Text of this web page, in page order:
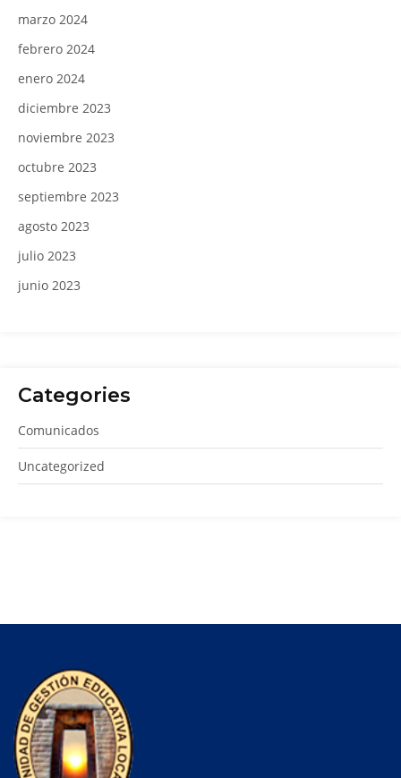
marzo 2024
febrero 2024
enero 2024
diciembre 2023
noviembre 2023
octubre 2023
septiembre 2023
agosto 2023
julio 2023
junio 2023
Categories
Comunicados
Uncategorized